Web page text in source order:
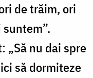
de trăim, ori
„Să nu dai spre
să dormiteze